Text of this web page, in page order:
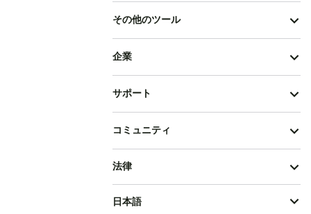
その他のツール
企業
サポート
コミュニティ
法律
日本語